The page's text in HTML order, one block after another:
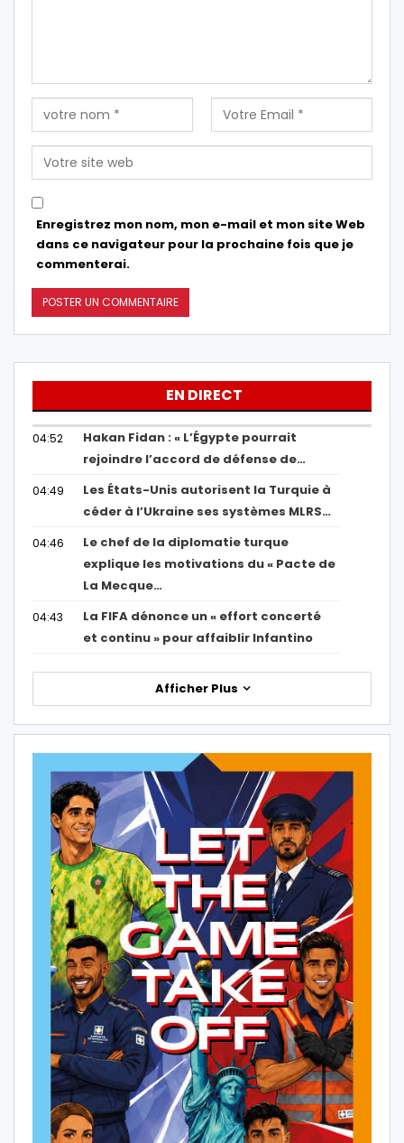
Enregistrez mon nom, mon e-mail et mon site Web
dans ce navigateur pour la prochaine fois que je
commenterai.
EN DIRECT
04:52
Hakan Fidan : « L’Égypte pourrait
rejoindre l’accord de défense de…
04:49
Les États-Unis autorisent la Turquie à
céder à l’Ukraine ses systèmes MLRS…
04:46
Le chef de la diplomatie turque
explique les motivations du « Pacte de
La Mecque…
04:43
La FIFA dénonce un « effort concerté
et continu » pour affaiblir Infantino
Afficher Plus